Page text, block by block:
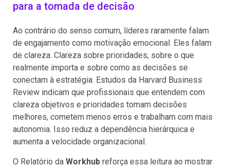
para a tomada de decisão
Ao contrário do senso comum, líderes raramente falam
de engajamento como motivação emocional. Eles falam
de clareza. Clareza sobre prioridades, sobre o que
realmente importa e sobre como as decisões se
conectam à estratégia. Estudos da Harvard Business
Review indicam que profissionais que entendem com
clareza objetivos e prioridades tomam decisões
melhores, cometem menos erros e trabalham com mais
autonomia. Isso reduz a dependência hierárquica e
aumenta a velocidade organizacional.
O Relatório da Workhub reforça essa leitura ao mostrar